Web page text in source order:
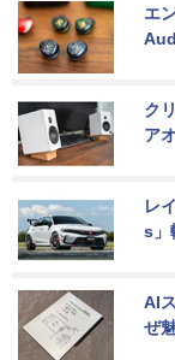
エ
ク
ア
レ
s」
AI
ぜ